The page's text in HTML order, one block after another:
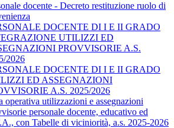
docente - Decreto restituzione ruolo di
DOCENTE DI I E II GRADO
UTILIZZI ED
PROVVISORIE A.S.
2026
DOCENTE DI I E II GRADO
ED ASSEGNAZIONI
A.S. 2025/2026
operativa utilizzazioni e assegnazioni
personale docente, educativo ed
con Tabelle di viciniorità, a.s. 2025-2026